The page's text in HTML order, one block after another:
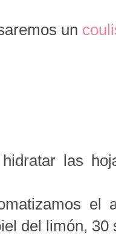
un
las
el
del limón, 30